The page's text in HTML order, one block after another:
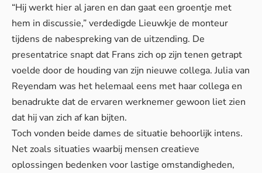
“Hij werkt hier al jaren en dan gaat een groentje met
hem in discussie,” verdedigde Lieuwkje de monteur
tijdens de nabespreking van de uitzending. De
presentatrice snapt dat Frans zich op zijn tenen getrapt
voelde door de houding van zijn nieuwe collega. Julia van
Reyendam was het helemaal eens met haar collega en
benadrukte dat de ervaren werknemer gewoon liet zien
dat hij van zich af kan bijten.
Toch vonden beide dames de situatie behoorlijk intens.
Net zoals situaties waarbij mensen creatieve
oplossingen bedenken voor lastige omstandigheden,